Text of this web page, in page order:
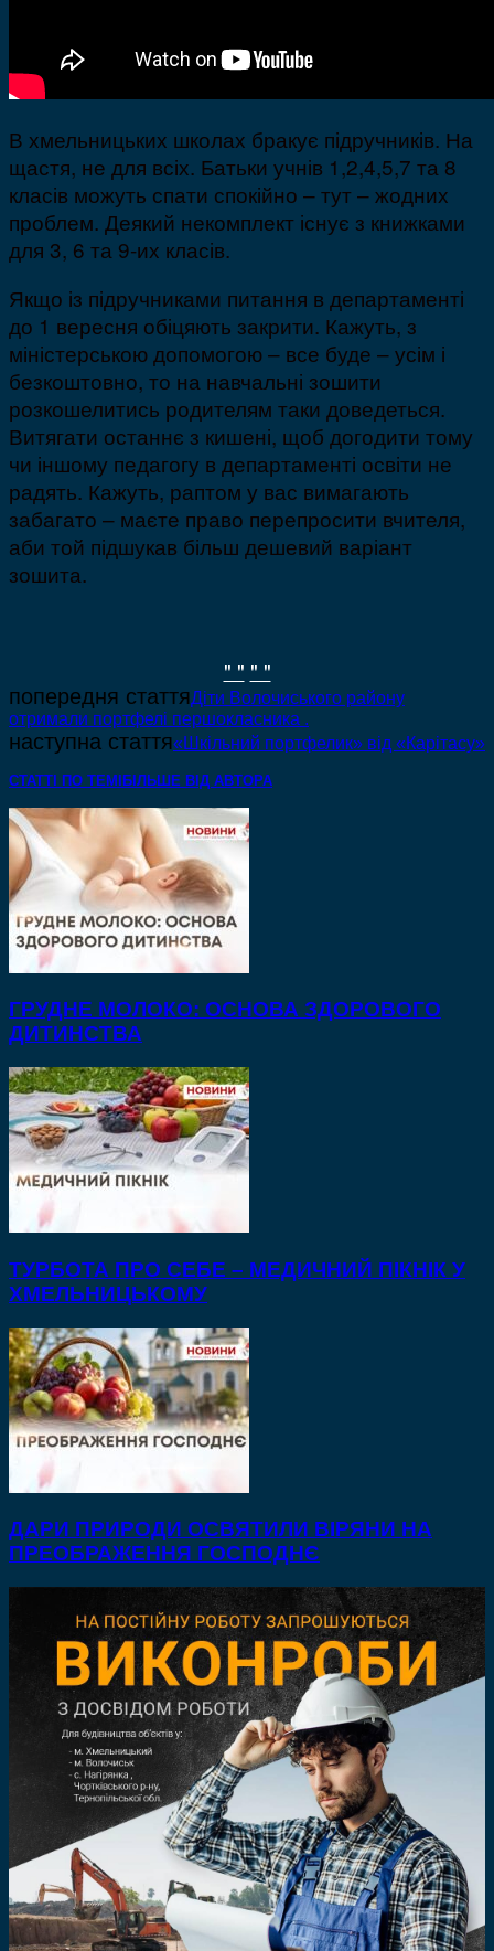
В хмельницьких школах бракує підручників. На
щастя, не для всіх. Батьки учнів 1,2,4,5,7 та 8
класів можуть спати спокійно – тут – жодних
проблем. Деякий некомплект існує з книжками
для 3, 6 та 9-их класів.
Якщо із підручниками питання в департаменті
до 1 вересня обіцяють закрити. Кажуть, з
міністерською допомогою – все буде – усім і
безкоштовно, то на навчальні зошити
розкошелитись родителям таки доведеться.
Витягати останнє з кишені, щоб догодити тому
чи іншому педагогу в департаменті освіти не
радять. Кажуть, раптом у вас вимагають
забагато – маєте право перепросити вчителя,
аби той підшукав більш дешевий варіант
зошита.
" " " "
попередня статтяДіти Волочиського району
отримали портфелі першокласника .
наступна стаття«Шкільний портфелик» від «Карітасу»
СТАТТІ ПО ТЕМІ БІЛЬШЕ ВІД АВТОРА
ГРУДНЕ МОЛОКО: ОСНОВА ЗДОРОВОГО
ДИТИНСТВА
ТУРБОТА ПРО СЕБЕ – МЕДИЧНИЙ ПІКНІК У
ХМЕЛЬНИЦЬКОМУ
ДАРИ ПРИРОДИ ОСВЯТИЛИ ВІРЯНИ НА
ПРЕОБРАЖЕННЯ ГОСПОДНЄ